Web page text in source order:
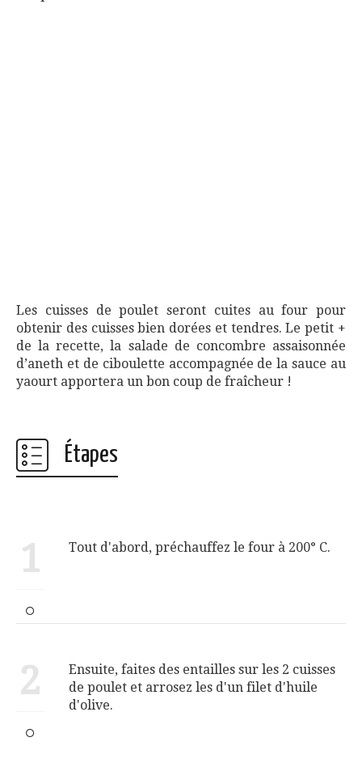
Les cuisses de poulet seront cuites au four pour
obtenir des cuisses bien dorées et tendres. Le petit +
de la recette, la salade de concombre assaisonnée
d’aneth et de ciboulette accompagnée de la sauce au
yaourt apportera un bon coup de fraîcheur !
Étapes
1 Tout d'abord, préchauffez le four à 200° C.
2
Ensuite, faites des entailles sur les 2 cuisses
de poulet et arrosez les d'un filet d'huile
d'olive.